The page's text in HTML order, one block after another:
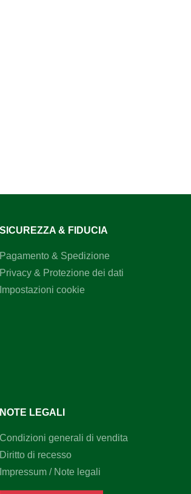
SICUREZZA & FIDUCIA
Pagamento & Spedizione
Privacy & Protezione dei dati
Impostazioni cookie
NOTE LEGALI
Condizioni generali di vendita
Diritto di recesso
Impressum / Note legali